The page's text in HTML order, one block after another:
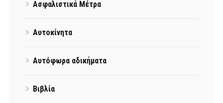
Ασφαλιστικά Μέτρα
Αυτοκίνητα
Αυτόφωρα αδικήματα
Βιβλία